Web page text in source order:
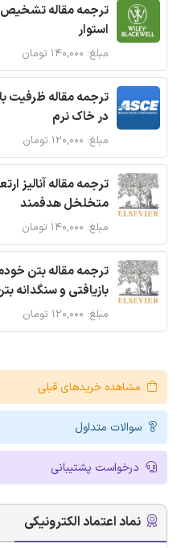
ترجمه مقاله تشخیص
استوار
مبلغ: ۱۴۰,۰۰۰ تومان
ترجمه مقاله ظرفیت
در خاک نرم
مبلغ: ۱۲۰,۰۰۰ تومان
ترجمه مقاله آنالیز
متخلخل هدفمند
مبلغ: ۱۴۰,۰۰۰ تومان
ترجمه مقاله بتن
بازیافتی و سنگدانه
مبلغ: ۱۲۰,۰۰۰ تومان
مشاهده خریدهای قبلی
سوالات متداول
درخواست پشتیبانی
نماد اعتماد الکترونیکی